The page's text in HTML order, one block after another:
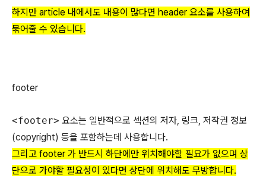
하지만 article 내에서도 내용이 많다면 header 요소를 사용하여
묶어줄 수 있습니다.
footer
<footer> 요소는 일반적으로 섹션의 저자, 링크, 저작권 정보
(copyright) 등을 포함하는데 사용합니다.
그리고 footer 가 반드시 하단에만 위치해야할 필요가 없으며 상
단으로 가야할 필요성이 있다면 상단에 위치해도 무방합니다.